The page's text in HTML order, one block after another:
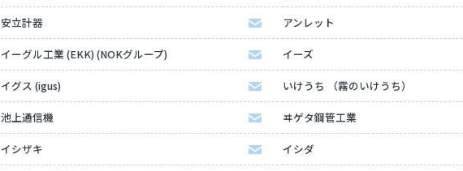
安立計器 アンレット
イーグル工業 (EKK) (NOKグループ) イーズ
イグス (igus) いけうち （霧のいけうち）
池上通信機 ヰゲタ鋼管工業
イシザキ イシダ